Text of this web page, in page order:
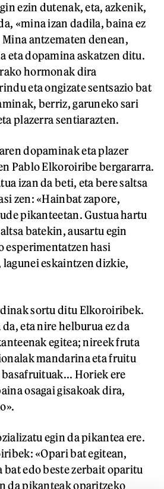
ezin dutenak, eta, azkenik,
«mina izan dadila, baina ez
antzematen denean,
eta dopamina askatzen ditu.
hormonak dira
eta ongizate sentsazio bat
berriz, garuneko sari
plazerra sentiarazten.
dopaminak eta plazer
Pablo Elkoroiribe bergararra.
izan da beti, eta bere saltsa
zen: «Hainbat zapore,
pikanteetan. Gustua hartu
batekin, ausartu egin
esperimentatzen hasi
eskaintzen dizkie,
sortu ditu Elkoroiribek.
eta nire helburua ez da
egitea; nireek fruta
mandarina eta fruitu
Horiek ere
osagai gisakoak dira,
egin da pikantea ere.
«Opari bat egitean,
bat edo beste zerbait oparitu
da pikanteak oparitzeko